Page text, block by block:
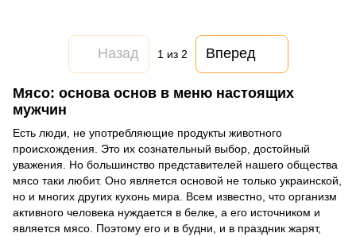
Мясо: основа основ в меню настоящих
мужчин
Есть люди, не употребляющие продукты животного
происхождения. Это их сознательный выбор, достойный
уважения. Но большинство представителей нашего общества
мясо таки любит. Оно является основой не только украинской,
но и многих других кухонь мира. Всем известно, что организм
активного человека нуждается в белке, а его источником и
является мясо. Поэтому его и в будни, и в праздник жарят,
Назад 1 из 2 Вперед